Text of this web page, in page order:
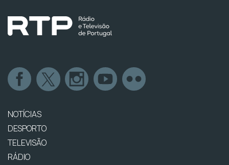
NOTÍCIAS
DESPORTO
TELEVISÃO
RÁDIO